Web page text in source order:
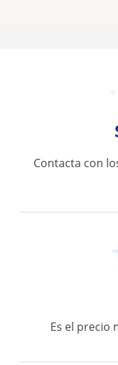
Contacta con
Es el precio